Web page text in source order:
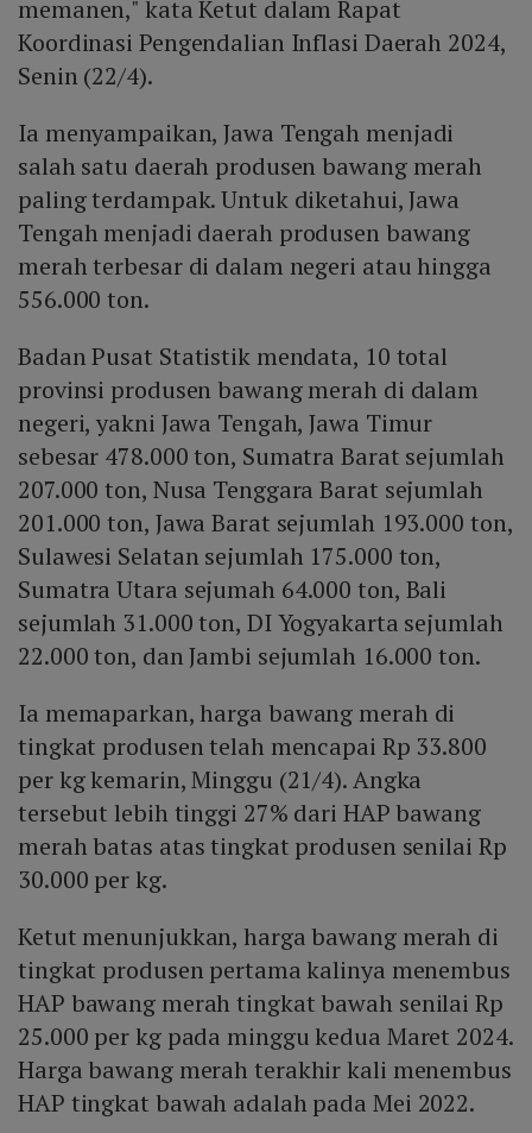
memanen," kata Ketut dalam Rapat
Koordinasi Pengendalian Inflasi Daerah 2024,
Senin (22/4).
Ia menyampaikan, Jawa Tengah menjadi
salah satu daerah produsen bawang merah
paling terdampak. Untuk diketahui, Jawa
Tengah menjadi daerah produsen bawang
merah terbesar di dalam negeri atau hingga
556.000 ton.
Badan Pusat Statistik mendata, 10 total
provinsi produsen bawang merah di dalam
negeri, yakni Jawa Tengah, Jawa Timur
sebesar 478.000 ton, Sumatra Barat sejumlah
207.000 ton, Nusa Tenggara Barat sejumlah
201.000 ton, Jawa Barat sejumlah 193.000 ton,
Sulawesi Selatan sejumlah 175.000 ton,
Sumatra Utara sejumah 64.000 ton, Bali
sejumlah 31.000 ton, DI Yogyakarta sejumlah
22.000 ton, dan Jambi sejumlah 16.000 ton.
Ia memaparkan, harga bawang merah di
tingkat produsen telah mencapai Rp 33.800
per kg kemarin, Minggu (21/4). Angka
tersebut lebih tinggi 27% dari HAP bawang
merah batas atas tingkat produsen senilai Rp
30.000 per kg.
Ketut menunjukkan, harga bawang merah di
tingkat produsen pertama kalinya menembus
HAP bawang merah tingkat bawah senilai Rp
25.000 per kg pada minggu kedua Maret 2024.
Harga bawang merah terakhir kali menembus
HAP tingkat bawah adalah pada Mei 2022.